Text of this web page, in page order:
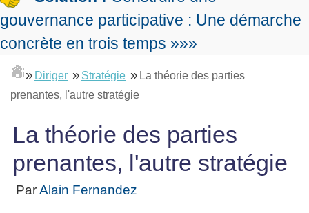
la
stratégie
de
des
Le
contrôle
L'Excellence
Opérationnelle
Lean
expliqué
La
Six
Sigma
Le
Qualité
projets
Les
du
chef
Les
projet
Construire
▶
Mesurer
la
performance
Tableau
bord
La
Gimsi
Entreprendre
▶
De
Salarié→Entrepreneur
Méthode
pour
se
lancer
Outils
Se
former
Guide
de
Tous
articles
★
gouvernance participative : Une démarche
concrète en trois temps »»»
» Diriger » Stratégie » La théorie des parties
prenantes, l'autre stratégie
La théorie des parties
prenantes, l'autre stratégie
ParAlain Fernandez